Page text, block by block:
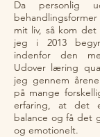
Da personlig
mit liv, så kom
jeg i 2013
indenfor den
Udover læring
jeg gennem
på mange
erfaring, at det
balance og få det
og emotionelt.